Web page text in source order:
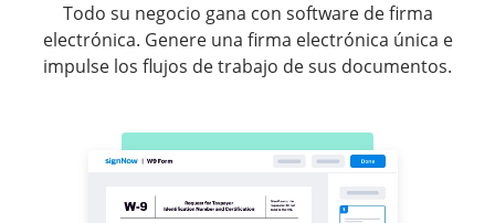
Todo su negocio gana con software de firma
electrónica. Genere una firma electrónica única e
impulse los flujos de trabajo de sus documentos.